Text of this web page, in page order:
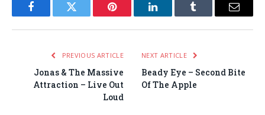
FacebookTwitter Pinterest LinkedInTumblr Email
PREVIOUS ARTICLE
Jonas & The Massive
Attraction – Live Out
Loud
NEXT ARTICLE
Beady Eye – Second Bite
Of The Apple